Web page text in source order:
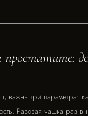
важны три параметра:
Разовая чашка раз